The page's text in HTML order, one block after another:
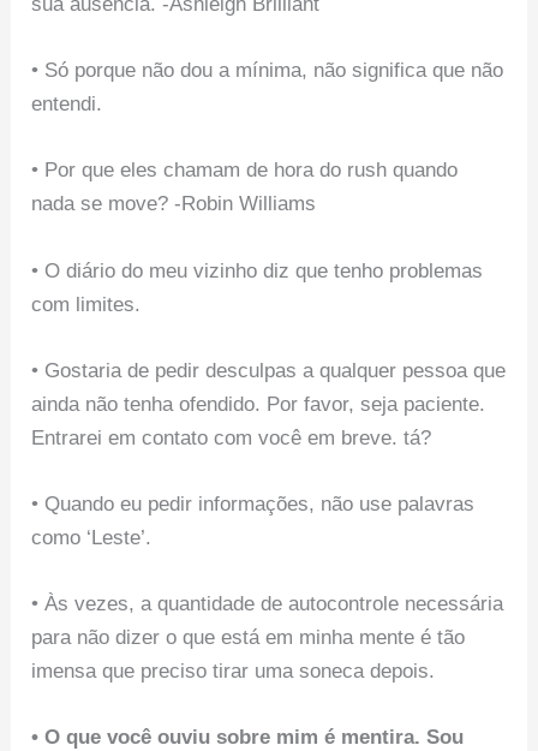
• Só porque não dou a mínima, não significa que não
entendi.
• Por que eles chamam de hora do rush quando
nada se move? -Robin Williams
• O diário do meu vizinho diz que tenho problemas
com limites.
• Gostaria de pedir desculpas a qualquer pessoa que
ainda não tenha ofendido. Por favor, seja paciente.
Entrarei em contato com você em breve. tá?
• Quando eu pedir informações, não use palavras
como ‘Leste’.
• Às vezes, a quantidade de autocontrole necessária
para não dizer o que está em minha mente é tão
imensa que preciso tirar uma soneca depois.
• O que você ouviu sobre mim é mentira. Sou